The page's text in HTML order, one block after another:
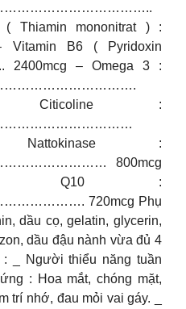
Thiamin mononitrat ) :
B6 ( Pyridoxin
– Omega 3 :
Citicoline :
:
800mcg
Q10 :
720mcg Phụ
dầu cọ, gelatin, glycerin,
dầu đậu nành vừa đủ 4
_ Người thiểu năng tuần
: Hoa mắt, chóng mặt,
trí nhớ, đau mỏi vai gáy. _